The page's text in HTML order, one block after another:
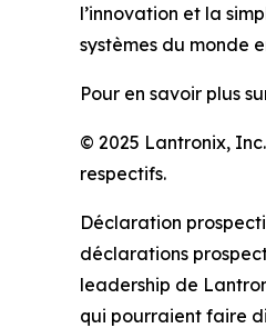
l’innovation et la
systèmes du monde
Pour en savoir plus
© 2025 Lantronix,
respectifs.
Déclaration
déclarations
leadership de
qui pourraient faire